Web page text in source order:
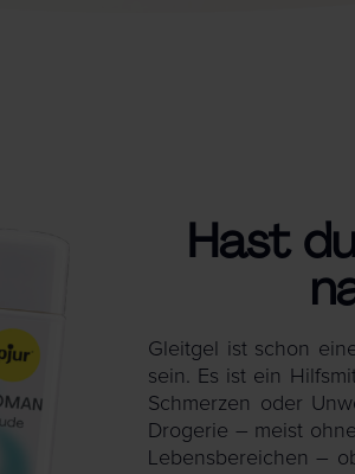
Hast
Gleitgel ist schon
sein. Es ist ein
Schmerzen oder
Drogerie – meist
Lebensbereichen –